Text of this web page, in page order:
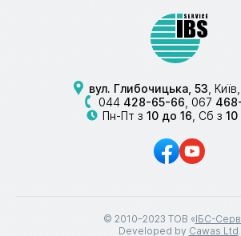
вул. Глибочицька, 53 ,
044 428-65-66 067
Пн-Пт з 10 до 16 , Сб з
© 2010–2023 ТОВ «ІБС-
Developed by Cawas Ltd.